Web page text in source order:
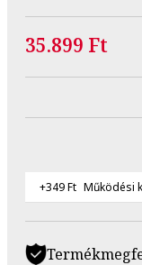
35.899 Ft
+349 Ft Működési